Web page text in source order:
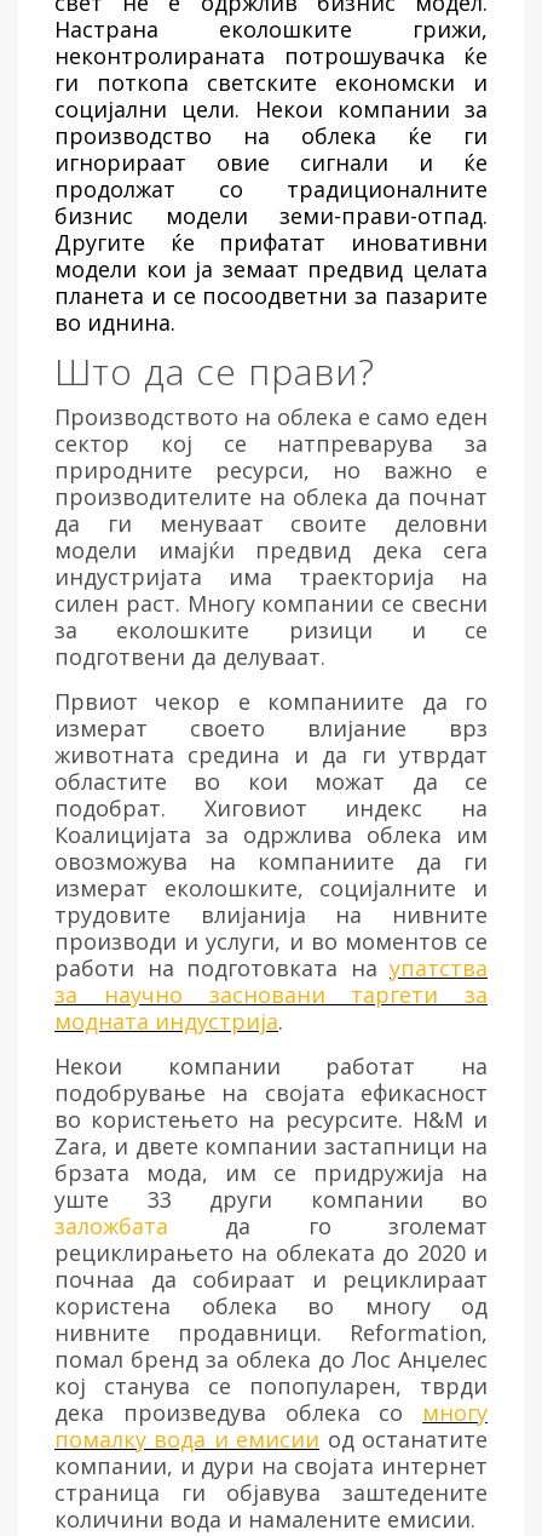
Настрана еколошките грижи,
неконтролираната потрошувачка ќе
ги поткопа светските економски и
социјални цели. Некои компании за
производство на облека ќе ги
игнорираат овие сигнали и ќе
продолжат со традиционалните
бизнис модели земи-прави-отпад.
Другите ќе прифатат иновативни
модели кои ја земаат предвид целата
планета и се посоодветни за пазарите
во иднина.
Што да се прави?
Производството на облека е само еден
сектор кој се натпреварува за
природните ресурси, но важно е
производителите на облека да почнат
да ги менуваат своите деловни
модели имајќи предвид дека сега
индустријата има траекторија на
силен раст. Многу компании се свесни
за еколошките ризици и се
подготвени да делуваат.
Првиот чекор е компаниите да го
измерат своето влијание врз
животната средина и да ги утврдат
областите во кои можат да се
подобрат. Хиговиот индекс на
Коалицијата за одржлива облека им
овозможува на компаниите да ги
измерат еколошките, социјалните и
трудовите влијанија на нивните
производи и услуги, и во моментов се
работи на подготовката на упатства
за научно засновани таргети за
модната индустрија.
Некои компании работат на
подобрување на својата ефикасност
во користењето на ресурсите. H&M и
Zara, и двете компании застапници на
брзата мода, им се придружија на
уште 33 други компании во
заложбата да го зголемат
рециклирањето на облеката до 2020 и
почнаа да собираат и рециклираат
користена облека во многу од
нивните продавници. Reformation,
помал бренд за облека до Лос Анџелес
кој станува се попопуларен, тврди
дека произведува облека со многу
помалку вода и емисии од останатите
компании, и дури на својата интернет
страница ги објавува заштедените
количини вода и намалените емисии.